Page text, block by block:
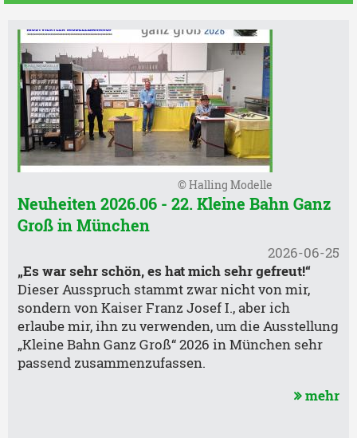
© Halling Modelle
Neuheiten 2026.06 - 22. Kleine Bahn Ganz
Groß in München
2026-06-25
„Es war sehr schön, es hat mich sehr gefreut!“
Dieser Ausspruch stammt zwar nicht von mir,
sondern von Kaiser Franz Josef I., aber ich
erlaube mir, ihn zu verwenden, um die Ausstellung
„Kleine Bahn Ganz Groß“ 2026 in München sehr
passend zusammenzufassen.
mehr